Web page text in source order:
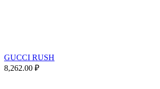
GUCCI RUSH
8,262.00 ₽